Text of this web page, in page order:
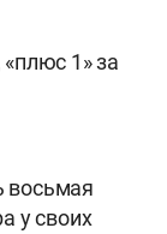
1» за
восьмая
у своих